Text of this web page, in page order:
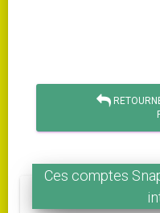
Ces comptes